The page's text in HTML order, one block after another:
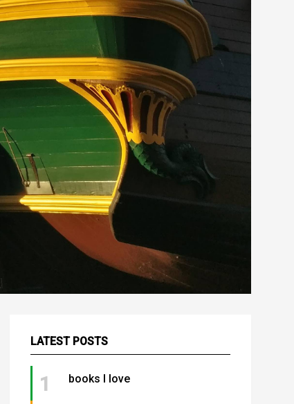
LATEST POSTS
1 books I love